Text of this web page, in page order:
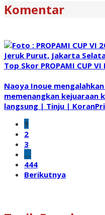
Komentar
Top Skor PROPAMI CUP
Naoya Inoue
memenangkan kejuaraan
langsung | Tinju |
1
2
3
…
444
Berikutnya